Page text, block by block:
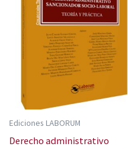
Ediciones LABORUM
Derecho administrativo